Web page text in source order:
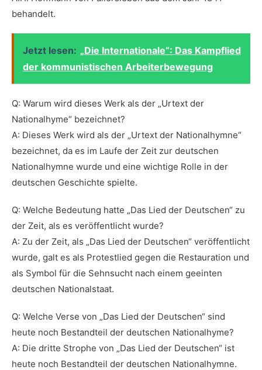
behandelt.
Jetzt lesen: „Die Internationale“: Das Kampflied
der kommunistischen Arbeiterbewegung
Q: Warum wird dieses⁤ Werk als der „Urtext der
Nationalhyme“ bezeichnet?
A: Dieses ‌Werk wird als der „Urtext der ⁢Nationalhymne“
bezeichnet, da‍ es im ‌Laufe der Zeit⁤ zur deutschen
Nationalhymne wurde und eine wichtige ‌Rolle in der
deutschen ⁣Geschichte spielte.
Q: Welche Bedeutung‌ hatte „Das Lied der Deutschen“ zu
der ‌Zeit, als es veröffentlicht ​wurde?
A: Zu der Zeit, als „Das ​Lied der Deutschen“‍ veröffentlicht
wurde, galt es als Protestlied gegen die Restauration und
als Symbol für die Sehnsucht nach einem geeinten
deutschen Nationalstaat.
Q: Welche⁣ Verse von „Das Lied der Deutschen“ sind ​
heute ⁢noch Bestandteil der‌ deutschen Nationalhyme?
A: Die dritte Strophe von „Das Lied der⁣ Deutschen“ ist
heute noch Bestandteil der deutschen Nationalhymne.